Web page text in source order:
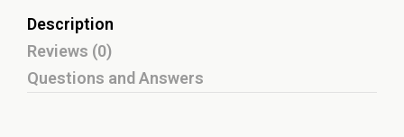
Description
Reviews (0)
Questions and Answers